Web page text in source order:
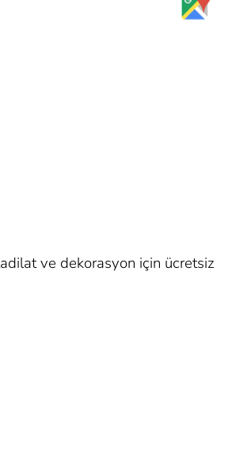
ve dekorasyon için ücretsiz